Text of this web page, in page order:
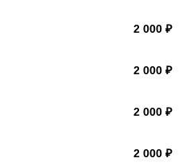
2 000 ₽
2 000 ₽
2 000 ₽
2 000 ₽